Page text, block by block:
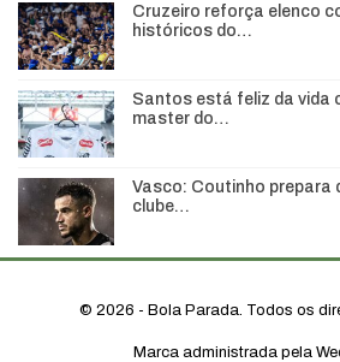
Cruzeiro reforça elenco
históricos do…
Santos está feliz da vida
master do…
Vasco: Coutinho prepara
clube…
© 2026 - Bola Parada. Todos os
Marca administrada pela